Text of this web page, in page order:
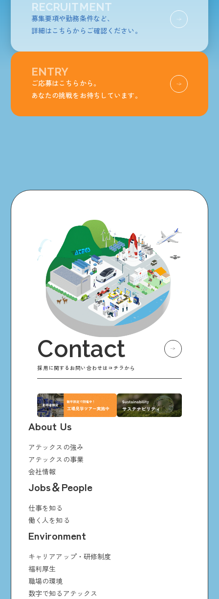
RECRUITMENT
募集要項や勤務条件など、
詳細はこちらからご確認ください。
ENTRY
ご応募はこちらから。
あなたの挑戦をお待ちしています。
Contact
採用に関するお問い合わせはコチラから
About Us
アテックスの強み
アテックスの事業
会社情報
Jobs＆People
仕事を知る
働く人を知る
Environment
キャリアアップ・研修制度
福利厚生
職場の環境
数字で知るアテックス